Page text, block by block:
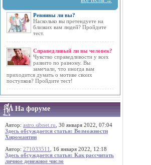
Ревнивы ли вы?
Насколько вы претендуете на
близких вам людей? Пройдите
тест.
Справедливый ли вы человек?
Чувство справедливости у всех
развито по разному. Вы
замечали, что иногда вам
приходится думать о мотиве своих
поступков? Пройдите тест!
На форуме
Автор: astro.sibnet.ru , 30 января 2022, 07:04
Здесь обсуждается статья: Возможности
Хиромантии
Автор: 271033511
, 16 января 2022, 12:18
Здесь обсуждается статья: Как рассчитать
личное денежное число